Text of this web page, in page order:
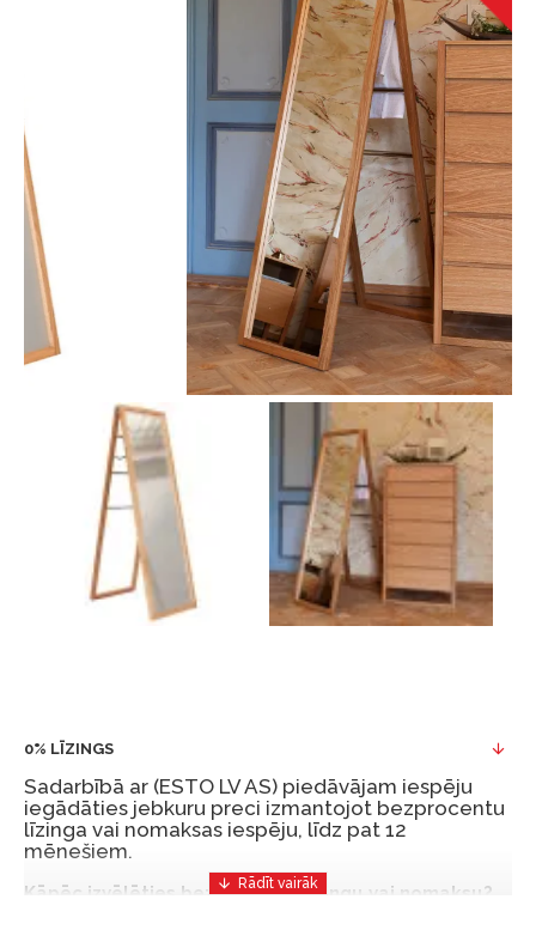
0% LĪZINGS
Sadarbībā ar (ESTO LV AS) piedāvājam iespēju
iegādāties jebkuru preci izmantojot bezprocentu
līzinga vai nomaksas iespēju, līdz pat 12
mēnešiem.
Kāpēc izvēlēties bezprocentu līzingu vai nomaksu?